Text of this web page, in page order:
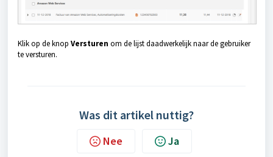
Klik op de knop Versturen om de lijst daadwerkelijk naar de gebruiker
te versturen.
Was dit artikel nuttig?
Nee Ja